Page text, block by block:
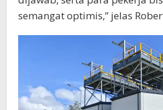
semangat optimis,” jelas